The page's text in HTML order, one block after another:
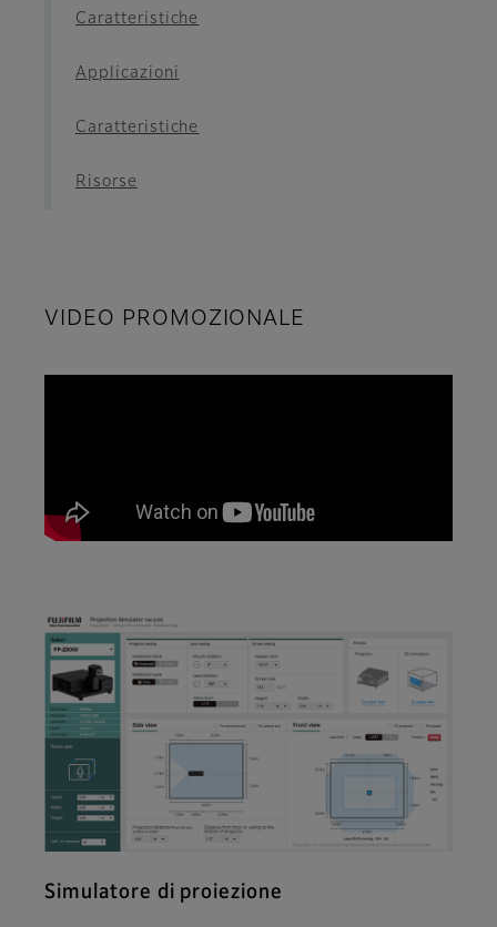
Caratteristiche
Applicazioni
Caratteristiche
Risorse
VIDEO PROMOZIONALE
Simulatore di proiezione